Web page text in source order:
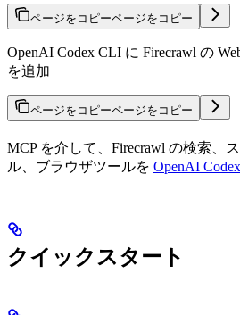
ページをコピーページをコピー
OpenAI Codex CLI に Firecrawl の
を追加
ページをコピーページをコピー
MCP を介して、Firecrawl の検索、
ル、ブラウザツールを OpenAI
クイックスタート